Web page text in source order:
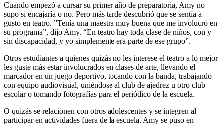
Cuando empezó a cursar su primer año de preparatoria, Amy no
supo si encajaría o no. Pero más tarde descubrió que se sentía a
gusto en teatro. ”Tenía una maestra muy buena que me involucró en
su programa”, dijo Amy. “En teatro hay toda clase de niños, con y
sin discapacidad, y yo simplemente era parte de ese grupo”.
Otros estudiantes a quienes quizás no les interese el teatro a lo mejor
les guste más estar involucrados en clases de arte, llevando el
marcador en un juego deportivo, tocando con la banda, trabajando
con equipo audiovisual, uniéndose al club de ajedrez u otro club
escolar o tomando fotografías para el periódico de la escuela.
O quizás se relacionen con otros adolescentes y se integren al
participar en actividades fuera de la escuela. Amy se puso en